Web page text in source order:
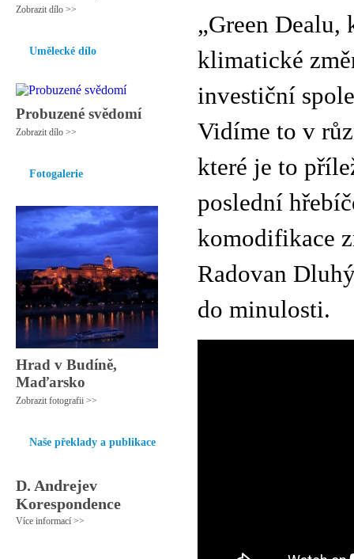
Zobrazit dílo >>
Umělecké dílo
Probuzené svědomí
Zobrazit dílo >>
Fotogalerie
Hrad v Budíně,
Maďarsko
Zobrazit fotografii >>
Naše překlady a publikace
D. Andrejev
Korespondence
Více informací >>
„Green Dealu,
klimatické
investiční
Vidíme to v
které je to
poslední
komodifikace
Radovan
do minulosti.